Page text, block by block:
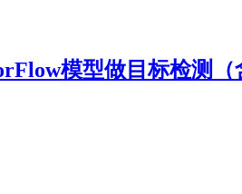
模型做目标检测